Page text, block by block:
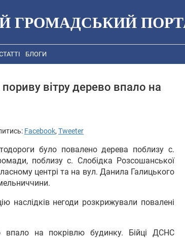
ГРОМАДСЬКИЙ
БЛОГИ
вітру дерево впало на
Facebook, Tweeter
було повалено дерева поблизу с.
поблизу с. Слобідка Розсошанської
центрі та на вул. Данила Галицького
наслідків негоди розкрижували повалені
на покрівлю будинку. Бійці ДСНС